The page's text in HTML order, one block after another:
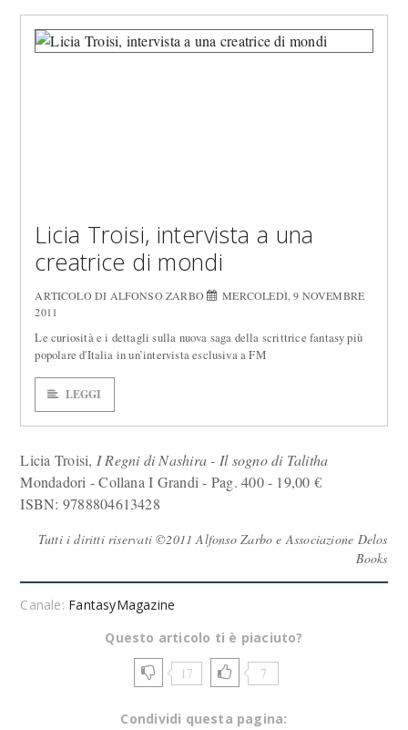
Licia Troisi, intervista a una
creatrice di mondi
ARTICOLO DI ALFONSO ZARBO
MERCOLEDÌ, 9 NOVEMBRE
2011
Le curiosità e i dettagli sulla nuova saga della scrittrice fantasy più
popolare d'Italia in un’intervista esclusiva a FM
LEGGI
Licia Troisi, I Regni di Nashira - Il sogno di Talitha
Mondadori - Collana I Grandi - Pag. 400 - 19,00 €
ISBN: 9788804613428
Tutti i diritti riservati ©2011 Alfonso Zarbo e Associazione Delos
Books
Canale: FantasyMagazine
Questo articolo ti è piaciuto?
17 7
Condividi questa pagina: